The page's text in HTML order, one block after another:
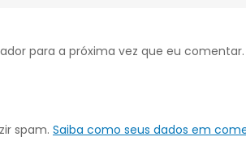
para a próxima vez que eu comentar.
spam. Saiba como seus dados em